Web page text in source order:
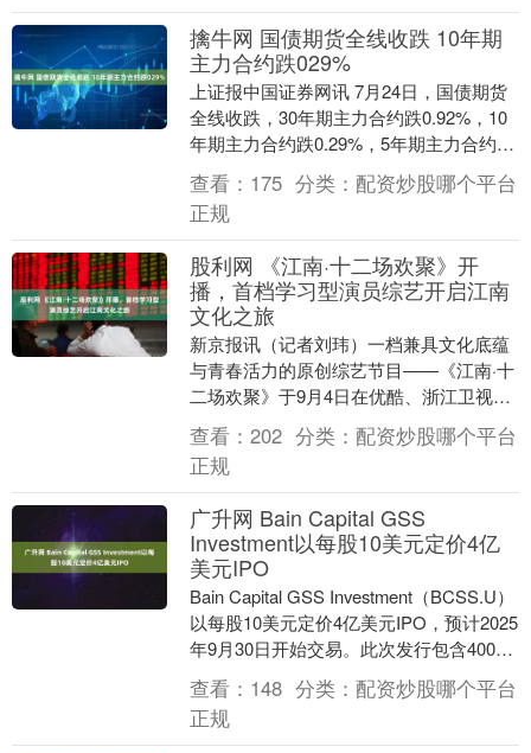
擒牛网 国债期货全线收跌 10年期
主力合约跌029%
上证报中国证券网讯 7月24日，国债期货
全线收跌，30年期主力合约跌0.92%，10
年期主力合约跌0.29%，5年期主力合约跌
0.21%，2年期主力合约跌0.0....
查看： 175 分类： 配资炒股哪个平台
正规
股利网 《江南·十二场欢聚》开
播，首档学习型演员综艺开启江南
文化之旅
新京报讯（记者刘玮）一档兼具文化底蕴
与青春活力的原创综艺节目——《江南·十
二场欢聚》于9月4日在优酷、浙江卫视、
Z视介10点档首播。第二期起，每周四
12:30优....
查看： 202 分类： 配资炒股哪个平台
正规
广升网 Bain Capital GSS
Investment以每股10美元定价4亿
美元IPO
Bain Capital GSS Investment（BCSS.U）
以每股10美元定价4亿美元IPO，预计2025
年9月30日开始交易。此次发行包含4000
万....
查看： 148 分类： 配资炒股哪个平台
正规